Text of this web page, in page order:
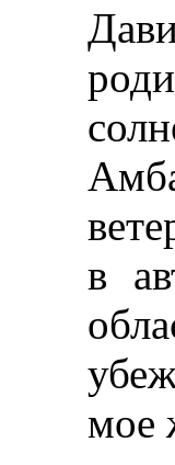
в
мое